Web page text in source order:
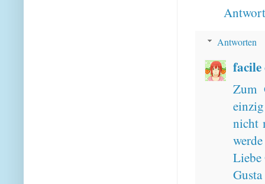
Antworten
facile
Zum
nicht
Liebe
Gusta